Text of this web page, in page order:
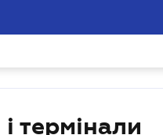
термінали